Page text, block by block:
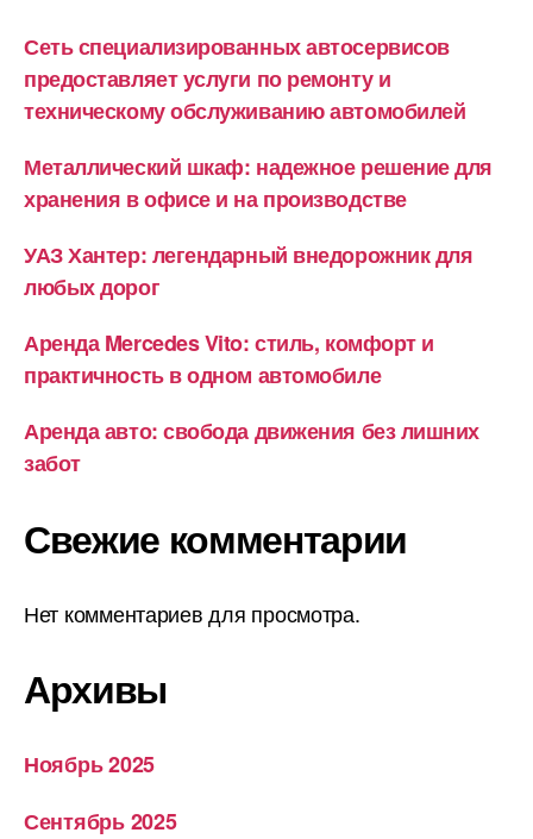
Сеть специализированных автосервисов
предоставляет услуги по ремонту и
техническому обслуживанию автомобилей
Металлический шкаф: надежное решение для
хранения в офисе и на производстве
УАЗ Хантер: легендарный внедорожник для
любых дорог
Аренда Mercedes Vito: стиль, комфорт и
практичность в одном автомобиле
Аренда авто: свобода движения без лишних
забот
Свежие комментарии
Нет комментариев для просмотра.
Архивы
Ноябрь 2025
Сентябрь 2025